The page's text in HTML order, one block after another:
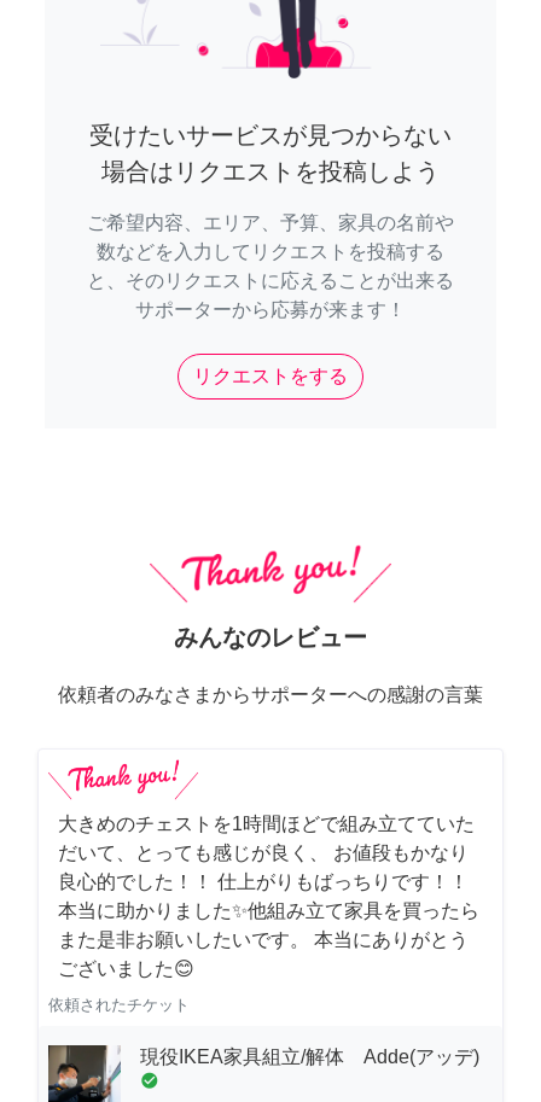
受けたいサービスが見つからない
場合はリクエストを投稿しよう
ご希望内容、エリア、予算、家具の名前や
数などを入力してリクエストを投稿する
と、そのリクエストに応えることが出来る
サポーターから応募が来ます！
リクエストをする
みんなのレビュー
依頼者のみなさまからサポーターへの感謝の言葉
大きめのチェストを1時間ほどで組み立てていた
だいて、とっても感じが良く、 お値段もかなり
良心的でした！！ 仕上がりもばっちりです！！
本当に助かりました✨他組み立て家具を買ったら
また是非お願いしたいです。 本当にありがとう
ございました😊
依頼されたチケット
現役IKEA家具組立/解体 Adde(アッデ)
check_circle